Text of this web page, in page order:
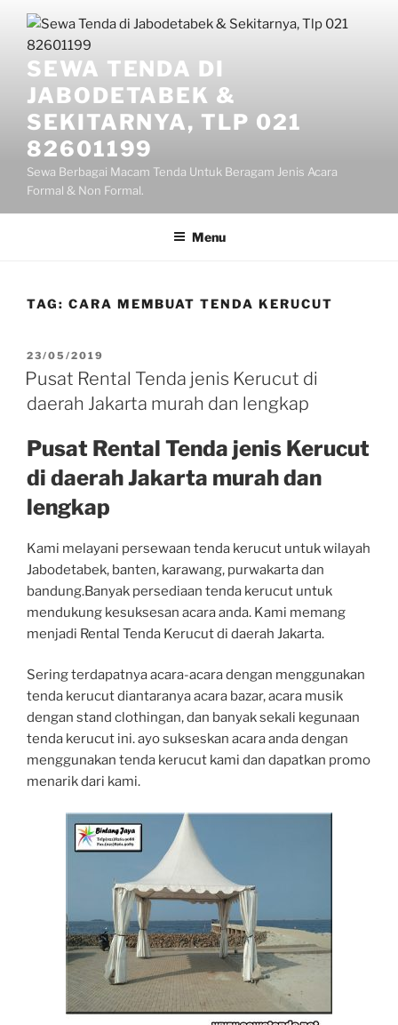
Lompat
konten
SEWA TENDA DI
JABODETABEK &
SEKITARNYA, TLP 021
82601199
Sewa Berbagai Macam Tenda Untuk Beragam Jenis Acara
Formal & Non Formal.
Menu
TAG: CARA MEMBUAT TENDA KERUCUT
DIPOSKAN
PADA
23/05/2019
Pusat Rental Tenda jenis Kerucut di
daerah Jakarta murah dan lengkap
Pusat Rental Tenda jenis Kerucut
di daerah Jakarta murah dan
lengkap
Kami melayani persewaan tenda kerucut untuk wilayah
Jabodetabek, banten, karawang, purwakarta dan
bandung.Banyak persediaan tenda kerucut untuk
mendukung kesuksesan acara anda. Kami memang
menjadi Rental Tenda Kerucut di daerah Jakarta.
Sering terdapatnya acara-acara dengan menggunakan
tenda kerucut diantaranya acara bazar, acara musik
dengan stand clothingan, dan banyak sekali kegunaan
tenda kerucut ini. ayo sukseskan acara anda dengan
menggunakan tenda kerucut kami dan dapatkan promo
menarik dari kami.